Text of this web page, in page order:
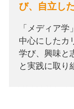
び、自立し
「メディア学
中心にしたカ
学び、興味と
と実践に取り